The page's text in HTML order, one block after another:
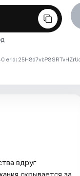
вдруг
скрывается за